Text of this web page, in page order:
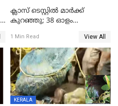
ക്ലാസ് ടെസ്റ്റിൽ മാർക്ക്
കുറഞ്ഞു; 38 ഓളം
സെന്ററിലെ അധ്യാപകന്‍
മർദിച്ചതായി പരാതി
1 Min Read View All
KERALA